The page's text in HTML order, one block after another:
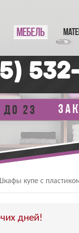
МЕБЕЛЬ
23
купе с
дней!